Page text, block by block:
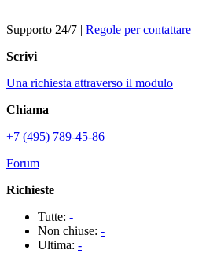
Supporto 24/7 | Regole per contattare
Scrivi
Una richiesta attraverso il modulo
Chiama
+7 (495) 789-45-86
Forum
Richieste
Tutte: -
Non chiuse: -
Ultima: -